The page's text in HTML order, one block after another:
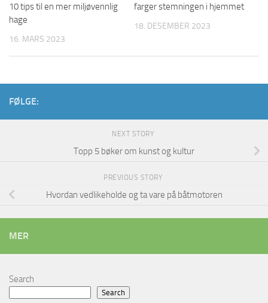
10 tips til en mer miljøvennlig
hage
16. MARS 2023
farger stemningen i hjemmet
18. DESEMBER 2023
FØLGE:
NEXT STORY
Topp 5 bøker om kunst og kultur
PREVIOUS STORY
Hvordan vedlikeholde og ta vare på båtmotoren
MER
Search
Search